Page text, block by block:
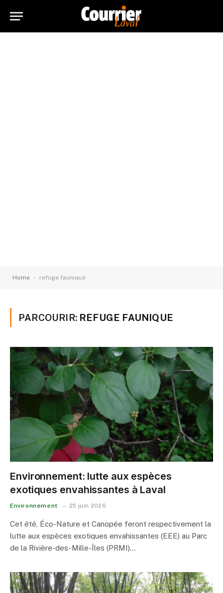
Home - refuge faunique
PARCOURIR: REFUGE FAUNIQUE
Environnement: lutte aux espèces
exotiques envahissantes à Laval
Environnement 25 juin 2026
Cet été, Éco-Nature et Canopée feront respectivement la
lutte aux espèces exotiques envahissantes (EEE) au Parc
de la Rivière-des-Mille-Îles (PRMI)…